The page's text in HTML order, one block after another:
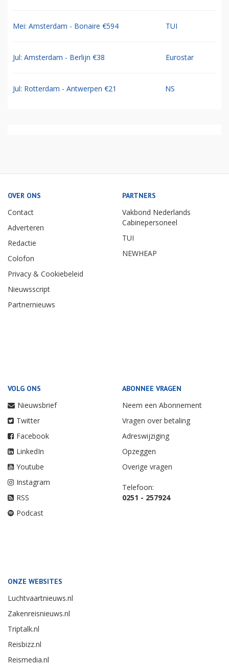
Mei: Amsterdam - Bonaire €594 TUI
Jul: Amsterdam - Berlijn €38 Eurostar
Jul: Rotterdam - Antwerpen €21 NS
OVER ONS
Contact
Adverteren
Redactie
Colofon
Privacy & Cookiebeleid
Nieuwsscript
Partnernieuws
PARTNERS
Vakbond Nederlands
Cabinepersoneel
TUI
NEWHEAP
VOLG ONS
Nieuwsbrief
Twitter
Facebook
LinkedIn
Youtube
Instagram
RSS
Podcast
ABONNEE VRAGEN
Neem een Abonnement
Vragen over betaling
Adreswijziging
Opzeggen
Overige vragen
Telefoon:
0251 - 257924
ONZE WEBSITES
Luchtvaartnieuws.nl
Zakenreisnieuws.nl
Triptalk.nl
Reisbizz.nl
Reismedia.nl